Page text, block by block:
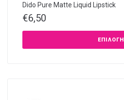
Dido Pure Matte Liquid Lipstick
€6,50
ΕΠΙΛΟΓΉ